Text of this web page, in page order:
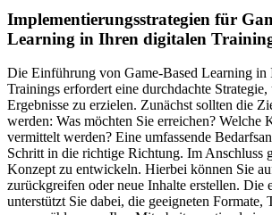
Implementierungsstrategien für
Learning in Ihren digitalen
Die Einführung von Game-Based Learning in
Trainings erfordert eine durchdachte
Ergebnisse zu erzielen. Zunächst sollten die
werden: Was möchten Sie erreichen? Welche
vermittelt werden? Eine umfassende
Schritt in die richtige Richtung. Im Anschluss
Konzept zu entwickeln. Hierbei können Sie
zurückgreifen oder neue Inhalte erstellen. Die
unterstützt Sie dabei, die geeigneten Formate,